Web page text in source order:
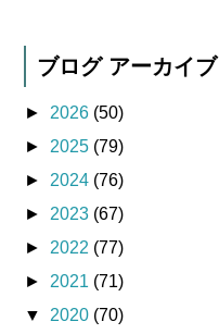
ブログ アーカイブ
► 2026 (50)
► 2025 (79)
► 2024 (76)
► 2023 (67)
► 2022 (77)
► 2021 (71)
▼ 2020 (70)